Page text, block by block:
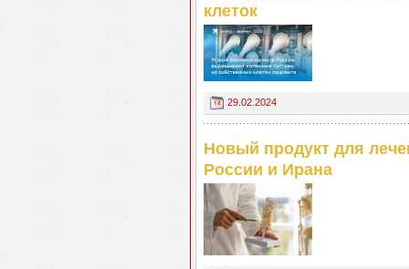
клеток
29.02.2024
Новый продукт для
России и Ирана